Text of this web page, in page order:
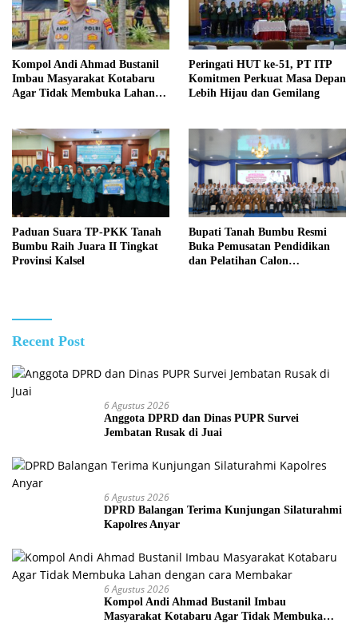
Kompol Andi Ahmad Bustanil
Imbau Masyarakat Kotabaru
Agar Tidak Membuka Lahan
Peringati HUT ke-51, PT ITP
Komitmen Perkuat Masa Depan
Lebih Hijau dan Gemilang
Paduan Suara TP-PKK Tanah
Bumbu Raih Juara II Tingkat
Provinsi Kalsel
Bupati Tanah Bumbu Resmi
Buka Pemusatan Pendidikan
dan Pelatihan Calon
Recent Post
6 Agustus 2026
Anggota DPRD dan Dinas PUPR Survei
Jembatan Rusak di Juai
6 Agustus 2026
DPRD Balangan Terima Kunjungan Silaturahmi
Kapolres Anyar
6 Agustus 2026
Kompol Andi Ahmad Bustanil Imbau
Masyarakat Kotabaru Agar Tidak Membuka